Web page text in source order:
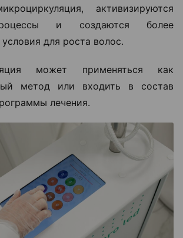
активизируются
и создаются более
для роста волос.
может применяться как
метод или входить в состав
лечения.